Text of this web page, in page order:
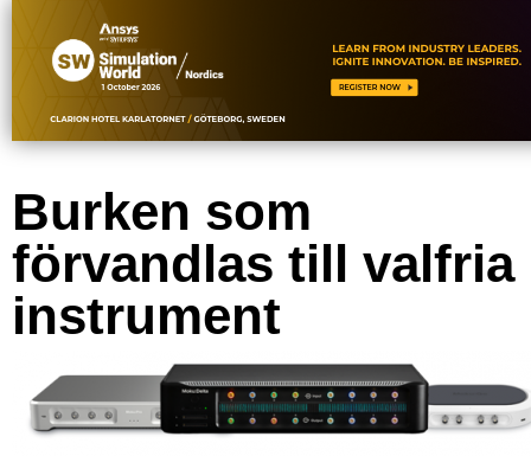
Burken som
förvandlas till valfria
instrument